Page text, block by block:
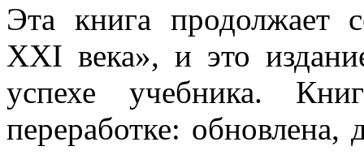
Эта книга продолжает
XXI века», и это
успехе учебника.
переработке: